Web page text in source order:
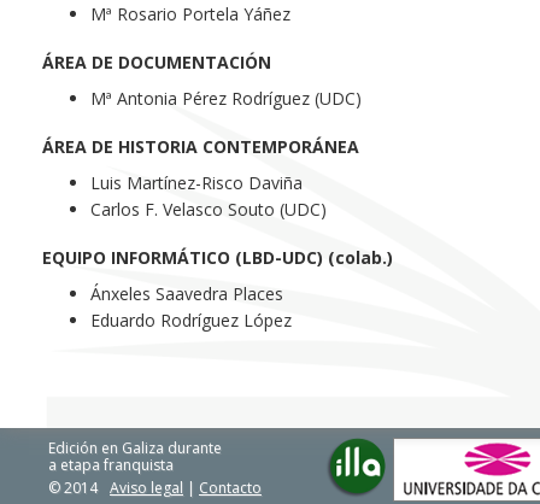
Mª Rosario Portela Yáñez
ÁREA DE DOCUMENTACIÓN
Mª Antonia Pérez Rodríguez (UDC)
ÁREA DE HISTORIA CONTEMPORÁNEA
Luis Martínez-Risco Daviña
Carlos F. Velasco Souto (UDC)
EQUIPO INFORMÁTICO (LBD-UDC) (colab.)
Ánxeles Saavedra Places
Eduardo Rodríguez López
Edición en Galiza durante
a etapa franquista
© 2014 Aviso legal | Contacto